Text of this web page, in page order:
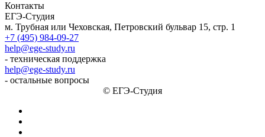
Контакты
ЕГЭ-Студия
м. Трубная или Чеховская, Петровский бульвар 15, стр. 1
+7 (495) 984-09-27
help@ege-study.ru
- техническая поддержка
help@ege-study.ru
- остальные вопросы
© ЕГЭ-Студия